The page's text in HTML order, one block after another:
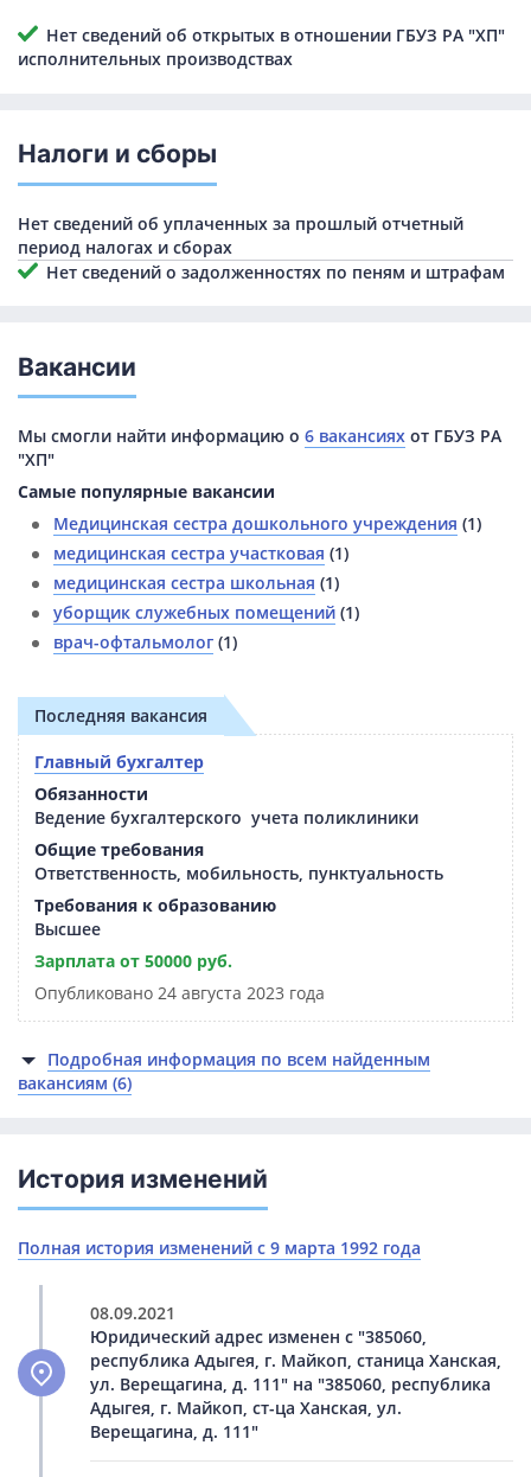
Нет сведений об открытых в отношении ГБУЗ РА "ХП"
исполнительных производствах
Налоги и сборы
Нет сведений об уплаченных за прошлый отчетный
период налогах и сборах
Нет сведений о задолженностях по пеням и штрафам
Вакансии
Мы смогли найти информацию о 6 вакансиях от ГБУЗ РА
"ХП"
Самые популярные вакансии
Медицинская сестра дошкольного учреждения (1)
медицинская сестра участковая (1)
медицинская сестра школьная (1)
уборщик служебных помещений (1)
врач-офтальмолог (1)
Последняя вакансия
Главный бухгалтер
Обязанности
Ведение бухгалтерского учета поликлиники
Общие требования
Ответственность, мобильность, пунктуальность
Требования к образованию
Высшее
Зарплата от 50000 руб.
Опубликовано 24 августа 2023 года
Подробная информация по всем найденным
вакансиям (6)
История изменений
Полная история изменений с 9 марта 1992 года
08.09.2021
Юридический адрес изменен с "385060,
республика Адыгея, г. Майкоп, станица Ханская,
ул. Верещагина, д. 111" на "385060, республика
Адыгея, г. Майкоп, ст-ца Ханская, ул.
Верещагина, д. 111"